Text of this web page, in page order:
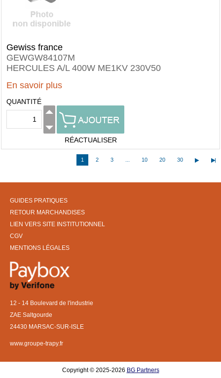
Gewiss france
GEWGW84107M
HERCULES A/L 400W ME1KV 230V50
En savoir plus
QUANTITÉ
RÉACTUALISER
1 2 3 10 20 30
GUIDES PRATIQUES
RETOUR MARCHANDISES
LIEN VERS SITE INSTITUTIONNEL
CGV
MENTIONS LÉGALES
12 - 14 Boulevard de l'industrie
ZAE Saltgourde
24430 MARSAC-SUR-ISLE
www.groupe-trapy.fr
Copyright © 2025-2026 BG Partners